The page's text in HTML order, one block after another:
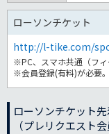
ローソンチケット
http://l-tike.com/
※PC、スマホ共通（フィ
※会員登録(有料)が必要。
ローソンチケット
（プレリクエスト会